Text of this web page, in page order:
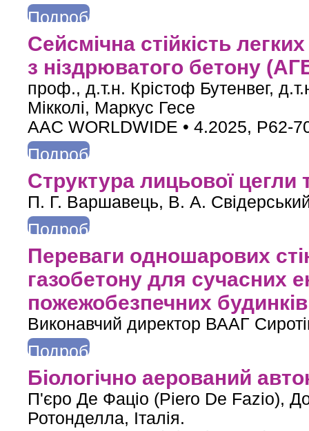
Подробнее
Сейсмічна стійкість
з ніздрюватого бетону
проф., д.т.н. Крістоф Бутенвег,
Мікколі, Маркус Гесе
AAC WORLDWIDE • 4.2025, P62-
Подробнее
Структура лицьової цегли
П. Г. Варшавець, В. А.
Подробнее
Переваги одношарових
газобетону для сучасних
пожежобезпечних
Виконавчий директор ВААГ
Подробнее
Біологічно аерований
П'єро Де Фаціо (Piero De Fazio),
Ротонделла, Італія.